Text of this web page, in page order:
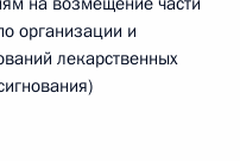
организации и
лекарственных